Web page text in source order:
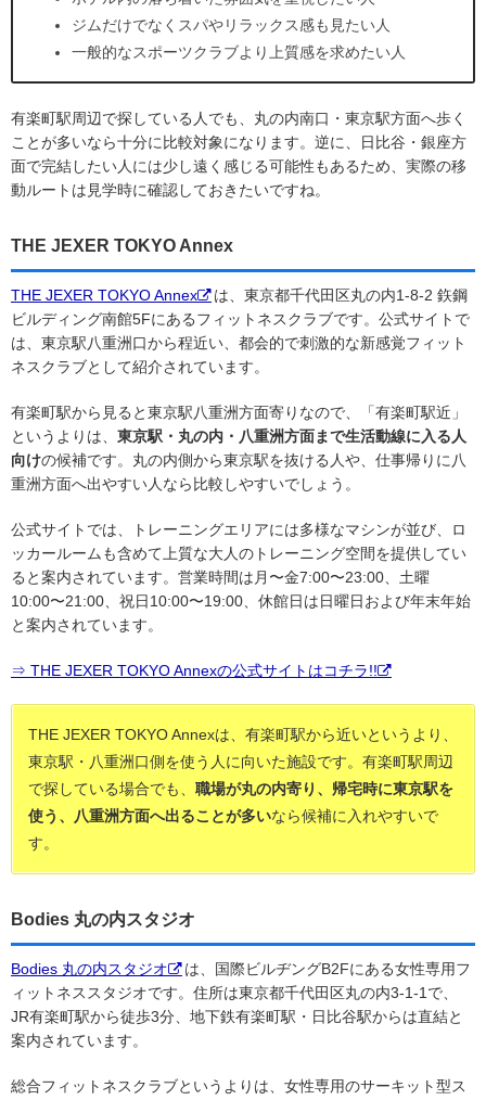
ジムだけでなくスパやリラックス感も見たい人
一般的なスポーツクラブより上質感を求めたい人
有楽町駅周辺で探している人でも、丸の内南口・東京駅方面へ歩く
ことが多いなら十分に比較対象になります。逆に、日比谷・銀座方
面で完結したい人には少し遠く感じる可能性もあるため、実際の移
動ルートは見学時に確認しておきたいですね。
THE JEXER TOKYO Annex
THE JEXER TOKYO Annex
は、東京都千代田区丸の内1-8-2 鉃鋼
ビルディング南館5Fにあるフィットネスクラブです。公式サイトで
は、東京駅八重洲口から程近い、都会的で刺激的な新感覚フィット
ネスクラブとして紹介されています。
有楽町駅から見ると東京駅八重洲方面寄りなので、「有楽町駅近」
というよりは、 東京駅・丸の内・八重洲方面まで生活動線に入る人
向けの候補です。丸の内側から東京駅を抜ける人や、仕事帰りに八
重洲方面へ出やすい人なら比較しやすいでしょう。
公式サイトでは、トレーニングエリアには多様なマシンが並び、ロ
ッカールームも含めて上質な大人のトレーニング空間を提供してい
ると案内されています。営業時間は月〜金7:00〜23:00、土曜
10:00〜21:00、祝日10:00〜19:00、休館日は日曜日および年末年始
と案内されています。
⇒ THE JEXER TOKYO Annexの公式サイトはコチラ!!
THE JEXER TOKYO Annexは、有楽町駅から近いというより、
東京駅・八重洲口側を使う人に向いた施設です。有楽町駅周辺
で探している場合でも、 職場が丸の内寄り、帰宅時に東京駅を
使う、八重洲方面へ出ることが多いなら候補に入れやすいで
す。
Bodies 丸の内スタジオ
Bodies 丸の内スタジオ
は、国際ビルヂングB2Fにある女性専用フ
ィットネススタジオです。住所は東京都千代田区丸の内3-1-1で、
JR有楽町駅から徒歩3分、地下鉄有楽町駅・日比谷駅からは直結と
案内されています。
総合フィットネスクラブというよりは、女性専用のサーキット型ス